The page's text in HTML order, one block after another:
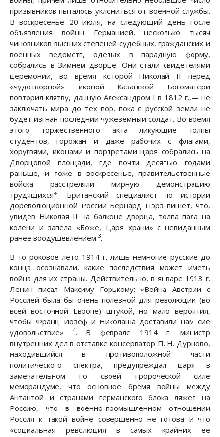
призывников пыталось уклониться от военной службы.
В воскресенье 20 июля, на следующий день после
объявления войны Германией, несколько тысяч
чиновников высших степеней судебных, гражданских и
военных ведомств, одетых в парадную форму,
собрались в Зимнем дворце. Они стали свидетелями
церемонии, во время которой Николай II перед
«чудотворной» иконой Казанской Богоматери
повторил клятву, данную Александром I в 1812 г.,— не
заключать мира до тех пор, пока с русской земли не
будет изгнан последний чужеземный солдат. Во время
этого торжественного акта ликующие толпы
студентов, горожан и даже рабочих с флагами,
хоругвями, иконами и портретами царя собрались на
Дворцовой площади, где почти десятью годами
раньше, и тоже в воскресенье, правительственные
войска расстреляли мирную демонстрацию
трудящихся*. Британский специалист по истории
дореволюционной России Бернард Пэрз пишет, что,
увидев Николая II на балконе дворца, толпа пала на
колени и запела «Боже, Царя храни» с невиданным
ранее воодушевлением 3.
В то роковое лето 1914 г. лишь немногие русские до
конца осознавали, какие последствия может иметь
война для их страны. Действительно, в январе 1913 г.
Ленин писал Максиму Горькому: «Война Австрии с
Россией была бы очень полезной для революции (во
всей восточной Европе) штукой, но мало вероятия,
чтобы Франц Иозеф и Николаша доставили нам сие
удовольствие» 4. В феврале 1914 г. министр
внутренних дел в отставке консерватор П. Н. Дурново,
находившийся в противоположной части
политического спектра, предупреждал царя в
замечательном по своей пророческой силе
меморандуме, что основное бремя войны между
Антантой и странами германского блока ляжет на
Россию, что в военно-промышленном отношении
Россия к такой войне совершенно не готова и что
«социальная революция в самых крайних ее